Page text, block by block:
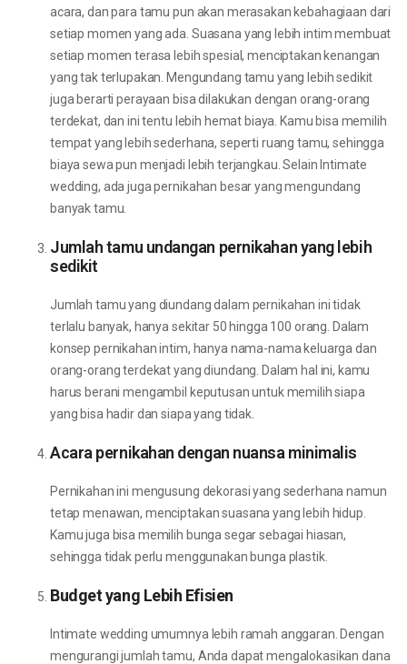
acara, dan para tamu pun akan merasakan kebahagiaan dari
setiap momen yang ada. Suasana yang lebih intim membuat
setiap momen terasa lebih spesial, menciptakan kenangan
yang tak terlupakan. Mengundang tamu yang lebih sedikit
juga berarti perayaan bisa dilakukan dengan orang-orang
terdekat, dan ini tentu lebih hemat biaya. Kamu bisa memilih
tempat yang lebih sederhana, seperti ruang tamu, sehingga
biaya sewa pun menjadi lebih terjangkau. Selain Intimate
wedding, ada juga pernikahan besar yang mengundang
banyak tamu.
Jumlah tamu undangan pernikahan yang lebih
sedikit
Jumlah tamu yang diundang dalam pernikahan ini tidak
terlalu banyak, hanya sekitar 50 hingga 100 orang. Dalam
konsep pernikahan intim, hanya nama-nama keluarga dan
orang-orang terdekat yang diundang. Dalam hal ini, kamu
harus berani mengambil keputusan untuk memilih siapa
yang bisa hadir dan siapa yang tidak.
Acara pernikahan dengan nuansa minimalis
Pernikahan ini mengusung dekorasi yang sederhana namun
tetap menawan, menciptakan suasana yang lebih hidup.
Kamu juga bisa memilih bunga segar sebagai hiasan,
sehingga tidak perlu menggunakan bunga plastik.
Budget yang Lebih Efisien
Intimate wedding umumnya lebih ramah anggaran. Dengan
mengurangi jumlah tamu, Anda dapat mengalokasikan dana